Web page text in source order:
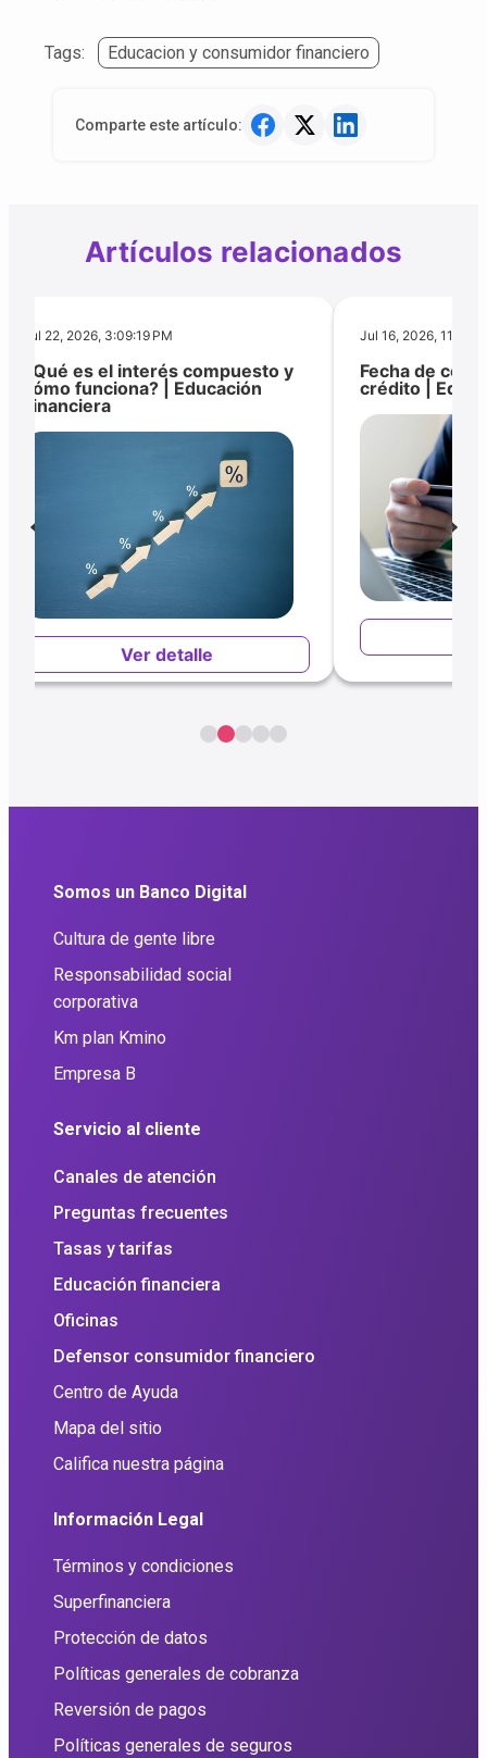
Tags: Educacion y consumidor financiero
Comparte este artículo:
Artículos relacionados
Jul 22, 2026, 3:09:19 PM
¿Qué es el interés compuesto y
cómo funciona? | Educación
Financiera
Ver detalle
Jul 16, 2026,
Fecha de
crédito |
Somos un Banco Digital
Cultura de gente libre
Responsabilidad social
corporativa
Km plan Kmino
Empresa B
Servicio al cliente
Canales de atención
Preguntas frecuentes
Tasas y tarifas
Educación financiera
Oficinas
Defensor consumidor financiero
Centro de Ayuda
Mapa del sitio
Califica nuestra página
Información Legal
Términos y condiciones
Superfinanciera
Protección de datos
Políticas generales de cobranza
Reversión de pagos
Políticas generales de seguros